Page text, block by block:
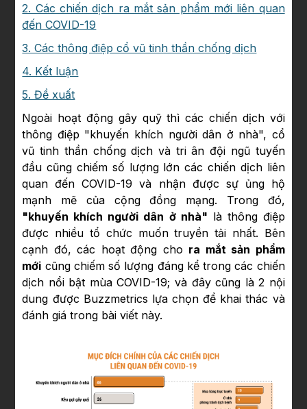
2. Các chiến dịch ra mắt sản phẩm mới liên quan
đến COVID-19
3. Các thông điệp cổ vũ tinh thần chống dịch
4. Kết luận
5. Đề xuất
Ngoài hoạt động gây quỹ thì các chiến dịch với
thông điệp "khuyến khích người dân ở nhà", cổ
vũ tinh thần chống dịch và tri ân đội ngũ tuyến
đầu cũng chiếm số lượng lớn các chiến dịch liên
quan đến COVID-19 và nhận được sự ủng hộ
mạnh mẽ của cộng đồng mạng. Trong đó,
"khuyến khích người dân ở nhà" là thông điệp
được nhiều tổ chức muốn truyền tải nhất. Bên
cạnh đó, các hoạt động cho ra mắt sản phẩm
mới cũng chiếm số lượng đáng kể trong các chiến
dịch nổi bật mùa COVID-19; và đây cũng là 2 nội
dung được Buzzmetrics lựa chọn để khai thác và
đánh giá trong bài viết này.